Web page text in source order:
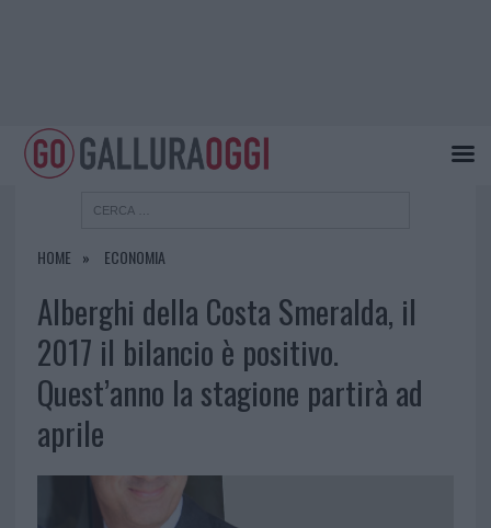
HOME ECONOMIA
Alberghi della Costa Smeralda, il
2017 il bilancio è positivo.
Quest’anno la stagione partirà ad
aprile